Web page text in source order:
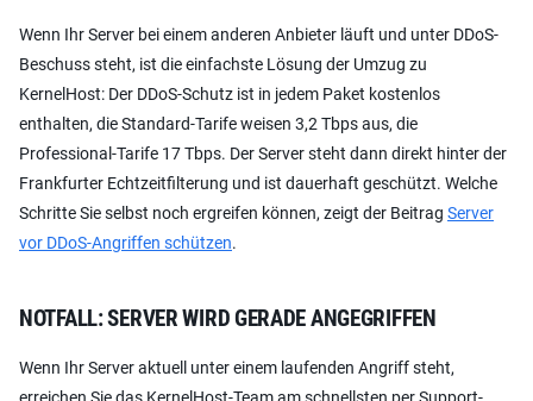
Wenn Ihr Server bei einem anderen Anbieter läuft und unter DDoS-
Beschuss steht, ist die einfachste Lösung der Umzug zu
KernelHost: Der DDoS-Schutz ist in jedem Paket kostenlos
enthalten, die Standard-Tarife weisen 3,2 Tbps aus, die
Professional-Tarife 17 Tbps. Der Server steht dann direkt hinter der
Frankfurter Echtzeitfilterung und ist dauerhaft geschützt. Welche
Schritte Sie selbst noch ergreifen können, zeigt der Beitrag Server
vor DDoS-Angriffen schützen.
NOTFALL: SERVER WIRD GERADE ANGEGRIFFEN
Wenn Ihr Server aktuell unter einem laufenden Angriff steht,